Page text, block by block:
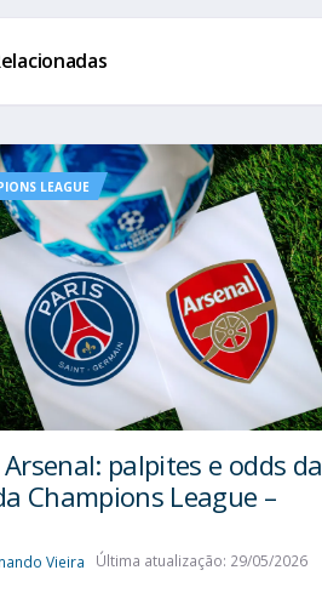
LEAGUE
Arsenal: palpites e odds da
Champions League –
Vieira Última atualização: 29/05/2026